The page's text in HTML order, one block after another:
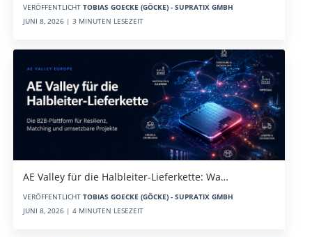
VERÖFFENTLICHT TOBIAS GOECKE (GÖCKE) - SUPRATIX GMBH
JUNI 8, 2026 | 3 MINUTEN LESEZEIT
AE Valley für die Halbleiter-Lieferkette: Wa…
VERÖFFENTLICHT TOBIAS GOECKE (GÖCKE) - SUPRATIX GMBH
JUNI 8, 2026 | 4 MINUTEN LESEZEIT